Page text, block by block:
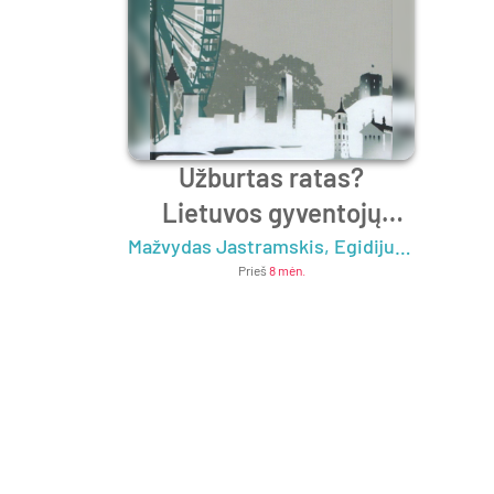
Užburtas ratas?
Lietuvos gyventojų
grįžtamoji ir pakartotinė
migracija
Mažvydas Jastramskis, Egidijus Barcevičius
Prieš 8 mėn.